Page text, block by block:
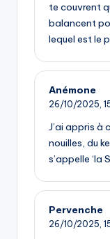
te couvrent
balancent
lequel est le
Anémone
26/10/2025,
J’ai appris à
nouilles, du
s’appelle ‘la
Pervenche
26/10/2025,